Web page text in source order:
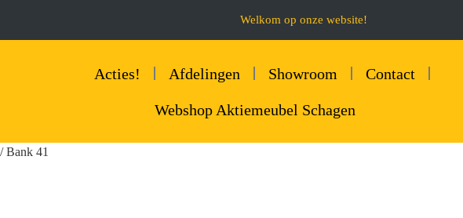
Welkom op onze website!
Acties! Afdelingen Showroom Contact
Webshop Aktiemeubel Schagen
/ Bank 41